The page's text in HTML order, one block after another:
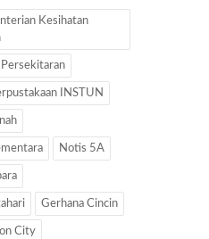
Kesihatan
INSTUN
Notis 5A
Gerhana Cincin
City